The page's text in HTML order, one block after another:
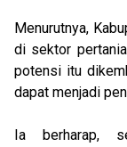
Menurutnya,
di sektor
potensi itu
dapat menjadi
Ia berharap,